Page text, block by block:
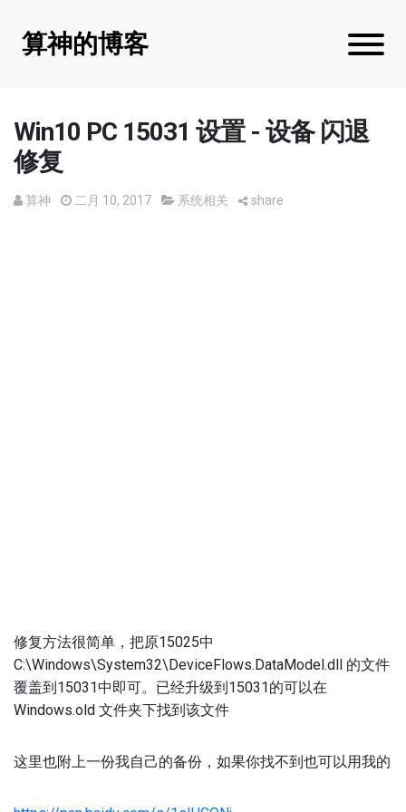
算神的博客
Win10 PC 15031 设置 - 设备 闪退
修复
算神 二月 10, 2017 系统相关 share
修复方法很简单，把原15025中
C:\Windows\System32\DeviceFlows.DataModel.dll 的文件
覆盖到15031中即可。已经升级到15031的可以在
Windows.old 文件夹下找到该文件
这里也附上一份我自己的备份，如果你找不到也可以用我的